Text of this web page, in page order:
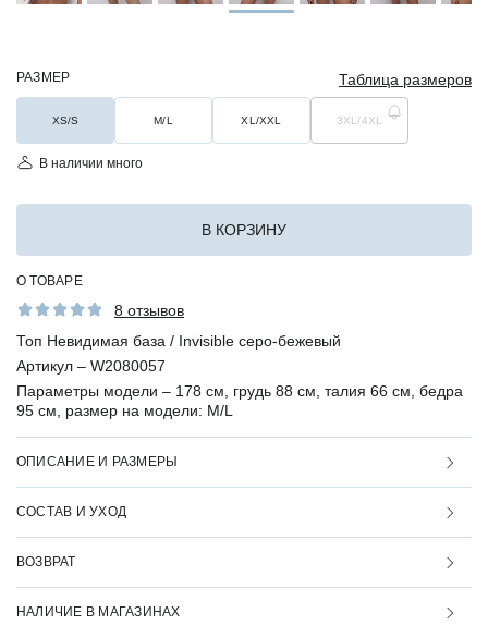
РАЗМЕР Таблица размеров
XS/S M/L XL/XXL 3XL/4XL
В наличии много
В КОРЗИНУ
О ТОВАРЕ
8 отзывов
Топ Невидимая база / Invisible серо-бежевый
Артикул – W2080057
Параметры модели – 178 см, грудь 88 см, талия 66 см, бедра
95 см, размер на модели: M/L
ОПИСАНИЕ И РАЗМЕРЫ
СОСТАВ И УХОД
ВОЗВРАТ
НАЛИЧИЕ В МАГАЗИНАХ